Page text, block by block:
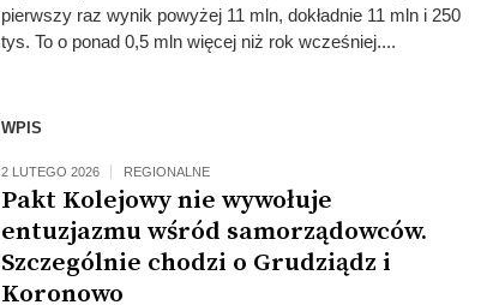
pierwszy raz wynik powyżej 11 mln, dokładnie 11 mln i 250
tys. To o ponad 0,5 mln więcej niż rok wcześniej....
WPIS
2 LUTEGO 2026 REGIONALNE
Pakt Kolejowy nie wywołuje
entuzjazmu wśród samorządowców.
Szczególnie chodzi o Grudziądz i
Koronowo